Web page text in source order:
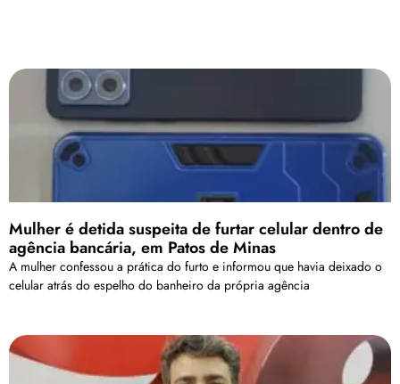
Mulher é detida suspeita de furtar celular dentro de
agência bancária, em Patos de Minas
A mulher confessou a prática do furto e informou que havia deixado o
celular atrás do espelho do banheiro da própria agência